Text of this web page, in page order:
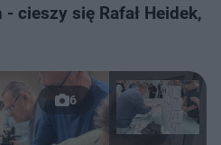
cieszy się Rafał Heidek,
6